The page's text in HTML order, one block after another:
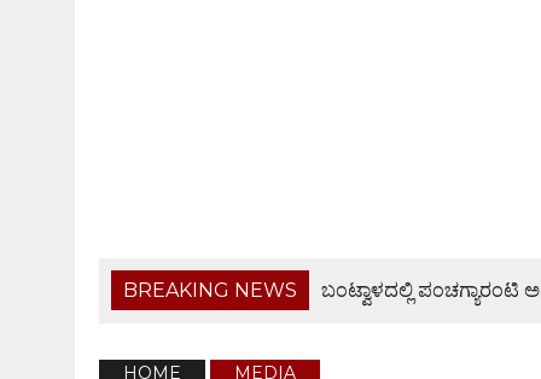
BREAKING NEWS
ಬಂಟ್ವಾಳದಲ್ಲಿ
ವೃದ್ಧೆಯ ಮೇಲೆ ಹಲ್ಲೆ ನಡೆಸಿ ದರೋಡೆ ಮಾಡಿದ ಪ್ರಕರಣ,
HOME MEDIA